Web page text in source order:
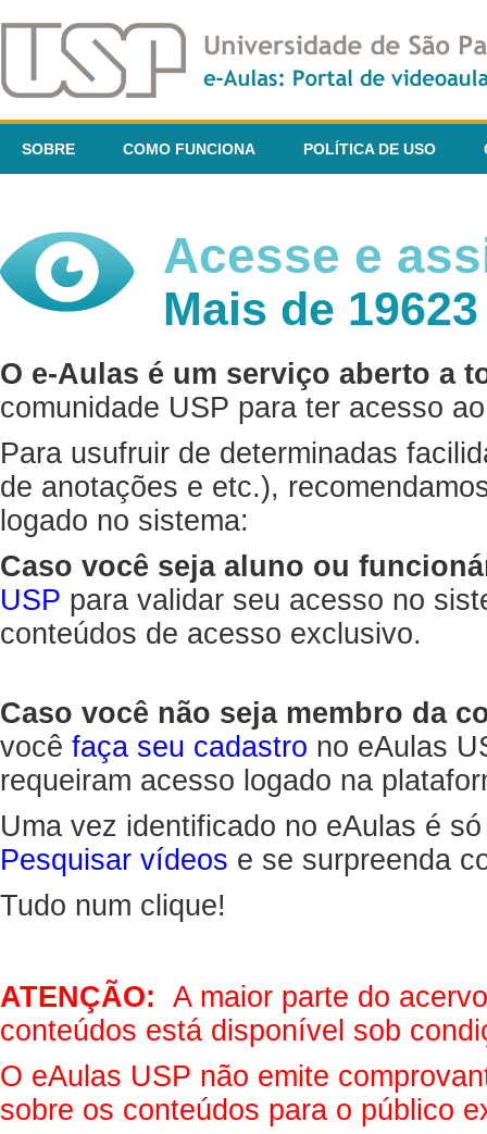
SOBRE COMO FUNCIONA POLÍTICA DE USO
Acesse e
Mais de
O e-Aulas é um serviço aberto a
comunidade USP para ter acesso
Para usufruir de determinadas
de anotações e etc.),
logado no sistema:
Caso você seja aluno ou
USP para validar seu acesso no
conteúdos de acesso exclusivo.
Caso você não seja membro da
você faça seu cadastro no eAulas
requeiram acesso logado na
Uma vez identificado no eAulas é
Pesquisar vídeos e se surpreenda
Tudo num clique!
ATENÇÃO: A maior parte do
conteúdos está disponível sob
O eAulas USP não emite
sobre os conteúdos para o público